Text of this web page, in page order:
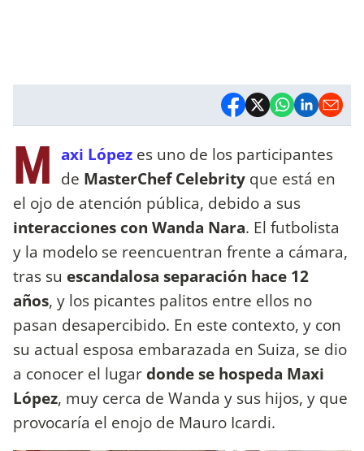
M axi López es uno de los participantes
de MasterChef Celebrity que está en
el ojo de atención pública, debido a sus
interacciones con Wanda Nara. El futbolista
y la modelo se reencuentran frente a cámara,
tras su escandalosa separación hace 12
años, y los picantes palitos entre ellos no
pasan desapercibido. En este contexto, y con
su actual esposa embarazada en Suiza, se dio
a conocer el lugardonde se hospeda Maxi
López, muy cerca de Wanda y sus hijos, y que
provocaría el enojo de Mauro Icardi.